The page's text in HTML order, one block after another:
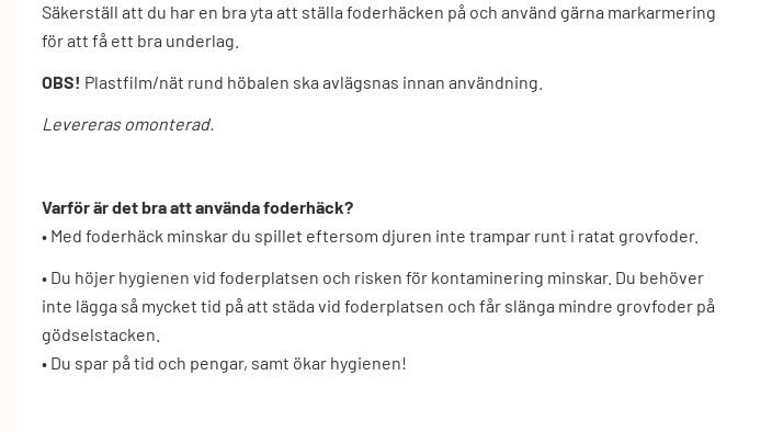
Säkerställ att du har en bra yta att ställa foderhäcken på och använd gärna markarmering
för att få ett bra underlag.
OBS! Plastfilm/nät rund höbalen ska avlägsnas innan användning.
Levereras omonterad.
Varför är det bra att använda foderhäck?
• Med foderhäck minskar du spillet eftersom djuren inte trampar runt i ratat grovfoder.
• Du höjer hygienen vid foderplatsen och risken för kontaminering minskar. Du behöver
inte lägga så mycket tid på att städa vid foderplatsen och får slänga mindre grovfoder på
gödselstacken.
• Du spar på tid och pengar, samt ökar hygienen!